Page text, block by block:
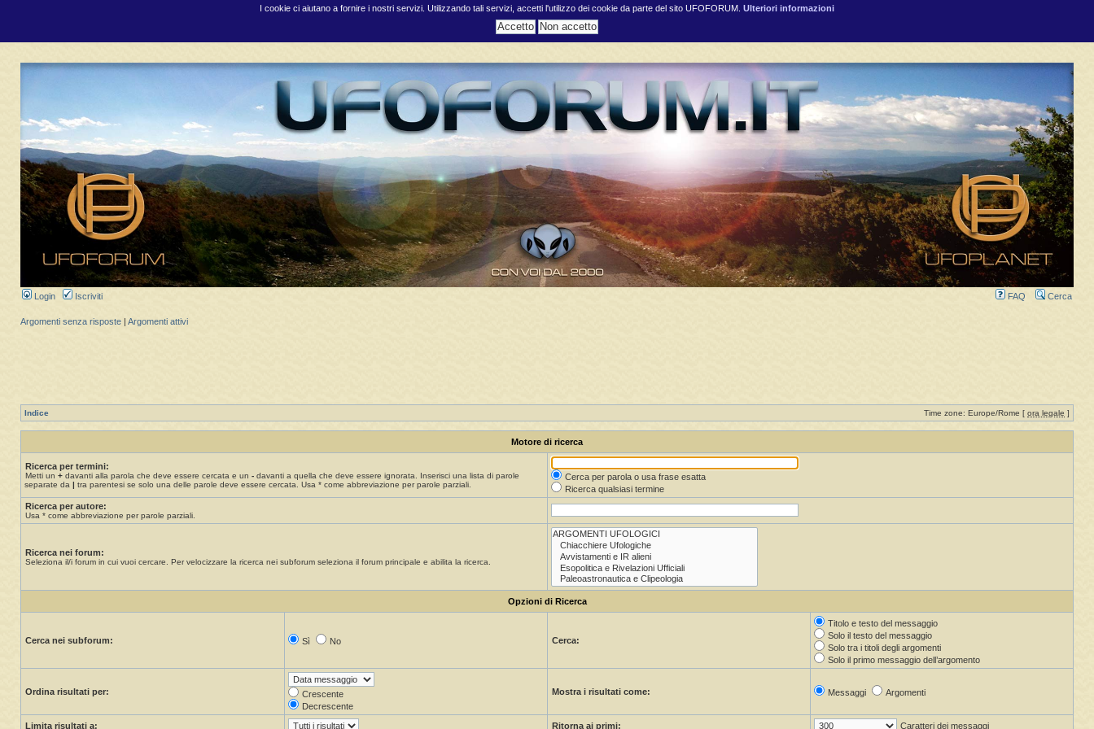
I cookie ci aiutano a fornire i nostri servizi. Utilizzando tali servizi, accetti l'utilizzo dei cookie da parte del sito UFOFORUM. Ulteriori informazioni
Login Iscriviti FAQ Cerca
Argomenti senza risposte Argomenti attivi
Indice Time zone: Europe/Rome [ ora legale ]
Motore di ricerca
Ricerca per termini:
Metti un + davanti alla parola che deve essere cercata e un - davanti a quella che deve essere ignorata. Inserisci una lista di parole
separate da
tra parentesi se solo una delle parole deve essere cercata. Usa * come abbreviazione per parole parziali.
Cerca per parola o usa frase esatta
Ricerca qualsiasi termine
Ricerca per autore:
Usa * come abbreviazione per parole parziali.
Ricerca nei forum:
Seleziona il/i forum in cui vuoi cercare. Per velocizzare la ricerca nei subforum seleziona il forum principale e abilita la ricerca.
Opzioni di Ricerca
Cerca nei subforum: Sì No Cerca:
Titolo e testo del messaggio
Solo il testo del messaggio
Solo tra i titoli degli argomenti
Solo il primo messaggio dell’argomento
Ordina risultati per:
Crescente
Decrescente
Mostra i risultati come: Messaggi Argomenti
Limita risultati a: Ritorna ai primi: Caratteri dei messaggi